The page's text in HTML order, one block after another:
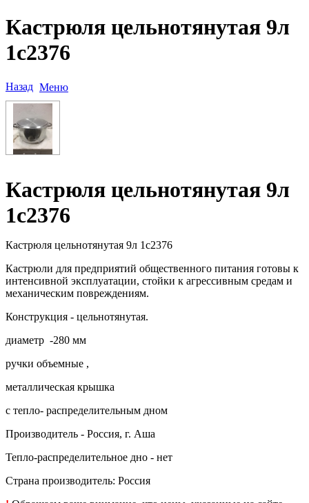
Кастрюля цельнотянутая 9л
1c2376
Назад Меню
Кастрюля цельнотянутая 9л
1c2376
Кастрюля цельнотянутая 9л 1c2376
Кастрюли для предприятий общественного питания готовы к
интенсивной эксплуатации, стойки к агрессивным средам и
механическим повреждениям.
Конструкция - цельнотянутая.
диаметр -280 мм
ручки объемные ,
металлическая крышка
с тепло- распределительным дном
Производитель - Россия, г. Аша
Тепло-распределительное дно - нет
Страна производитель: Россия